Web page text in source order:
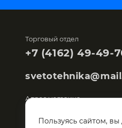
Торговый отдел
+7 (4162) 49-49-
Адрес магазина
Пользуясь сайтом, вы